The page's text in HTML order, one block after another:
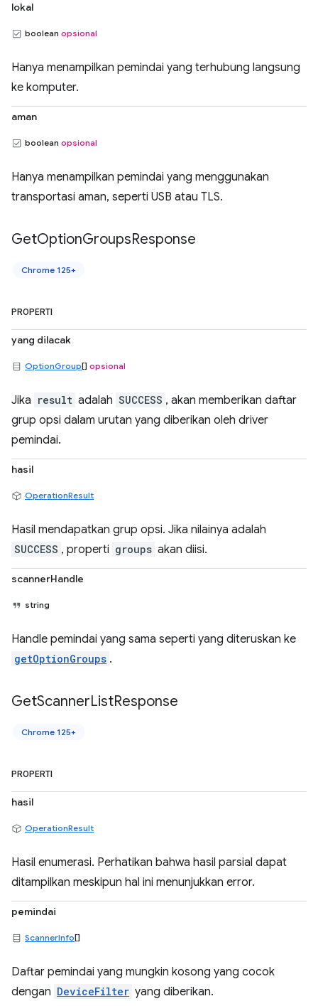
lokal
boolean opsional
Hanya menampilkan pemindai yang terhubung langsung
ke komputer.
aman
boolean opsional
Hanya menampilkan pemindai yang menggunakan
transportasi aman, seperti USB atau TLS.
GetOptionGroupsResponse
Chrome 125+
PROPERTI
yang dilacak
OptionGroup[] opsional
Jika result adalah SUCCESS , akan memberikan daftar
grup opsi dalam urutan yang diberikan oleh driver
pemindai.
hasil
OperationResult
Hasil mendapatkan grup opsi. Jika nilainya adalah
SUCCESS , properti groups akan diisi.
scannerHandle
string
Handle pemindai yang sama seperti yang diteruskan ke
getOptionGroups .
GetScannerListResponse
Chrome 125+
PROPERTI
hasil
OperationResult
Hasil enumerasi. Perhatikan bahwa hasil parsial dapat
ditampilkan meskipun hal ini menunjukkan error.
pemindai
ScannerInfo[]
Daftar pemindai yang mungkin kosong yang cocok
dengan DeviceFilter yang diberikan.